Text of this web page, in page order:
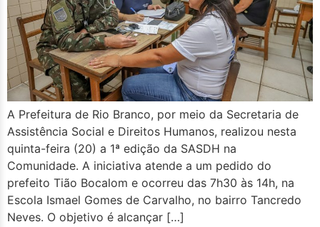
A Prefeitura de Rio Branco, por meio da Secretaria de
Assistência Social e Direitos Humanos, realizou nesta
quinta-feira (20) a 1ª edição da SASDH na
Comunidade. A iniciativa atende a um pedido do
prefeito Tião Bocalom e ocorreu das 7h30 às 14h, na
Escola Ismael Gomes de Carvalho, no bairro Tancredo
Neves. O objetivo é alcançar […]